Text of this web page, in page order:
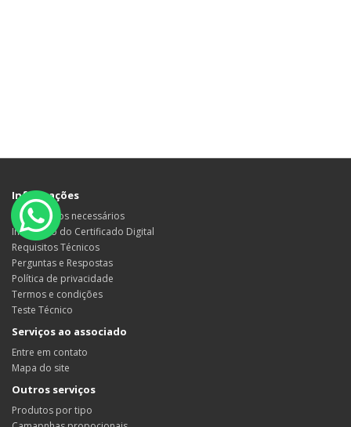
Informações
Documentos necessários
Instalação do Certificado Digital
Requisitos Técnicos
Perguntas e Respostas
Política de privacidade
Termos e condições
Teste Técnico
Serviços ao associado
Entre em contato
Mapa do site
Outros serviços
Produtos por tipo